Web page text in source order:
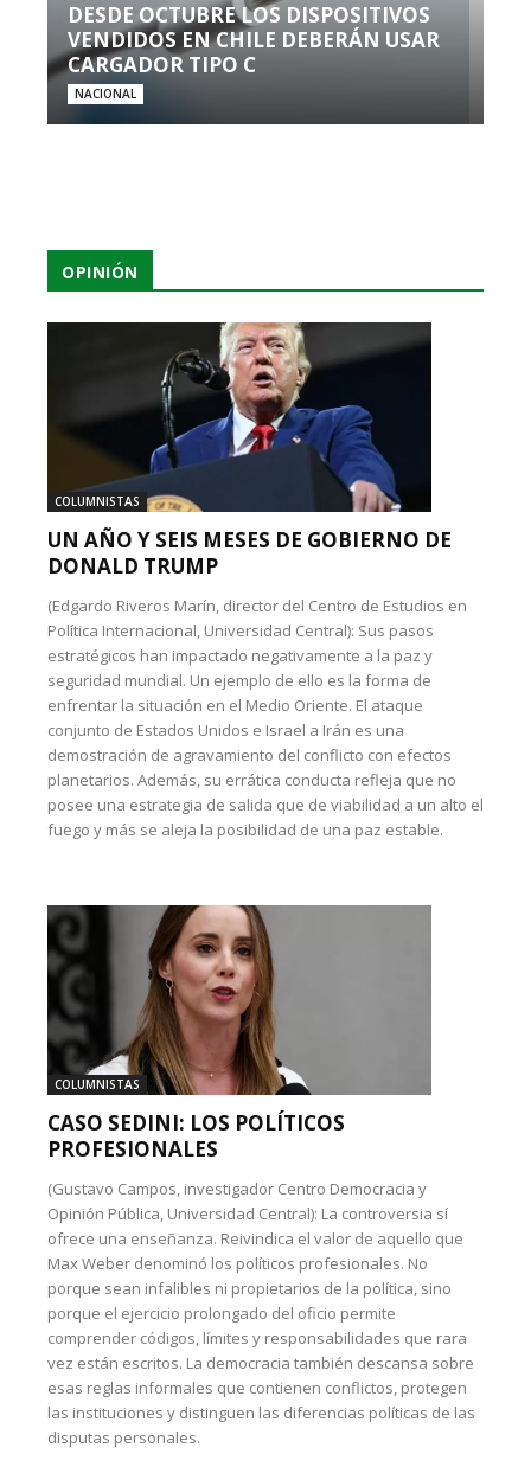
DESDE OCTUBRE LOS DISPOSITIVOS
VENDIDOS EN CHILE DEBERÁN USAR
CARGADOR TIPO C
NACIONAL
OPINIÓN
COLUMNISTAS
UN AÑO Y SEIS MESES DE GOBIERNO DE
DONALD TRUMP
(Edgardo Riveros Marín, director del Centro de Estudios en
Política Internacional, Universidad Central): Sus pasos
estratégicos han impactado negativamente a la paz y
seguridad mundial. Un ejemplo de ello es la forma de
enfrentar la situación en el Medio Oriente. El ataque
conjunto de Estados Unidos e Israel a Irán es una
demostración de agravamiento del conflicto con efectos
planetarios. Además, su errática conducta refleja que no
posee una estrategia de salida que de viabilidad a un alto el
fuego y más se aleja la posibilidad de una paz estable.
COLUMNISTAS
CASO SEDINI: LOS POLÍTICOS
PROFESIONALES
(Gustavo Campos, investigador Centro Democracia y
Opinión Pública, Universidad Central): La controversia sí
ofrece una enseñanza. Reivindica el valor de aquello que
Max Weber denominó los políticos profesionales. No
porque sean infalibles ni propietarios de la política, sino
porque el ejercicio prolongado del oficio permite
comprender códigos, límites y responsabilidades que rara
vez están escritos. La democracia también descansa sobre
esas reglas informales que contienen conflictos, protegen
las instituciones y distinguen las diferencias políticas de las
disputas personales.